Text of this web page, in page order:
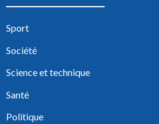
Sport
Société
Science et technique
Santé
Politique